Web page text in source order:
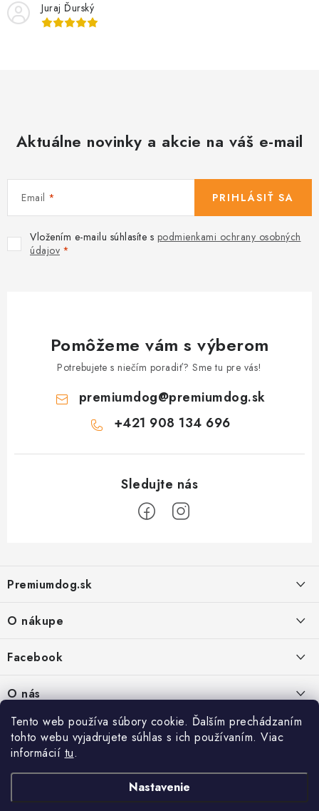
Tento web používa súbory cookie. Ďalším prechádzaním
tohto webu vyjadrujete súhlas s ich používaním. Viac
informácií tu.
Nastavenie
Juraj Ďurský
Aktuálne novinky a akcie na váš e-mail
Email
Vložením e-mailu súhlasíte s podmienkami ochrany osobných
údajov
PRIHLÁSIŤ SA
Pomôžeme vám s výberom
Potrebujete s niečím poradiť? Sme tu pre vás!
premiumdog@premiumdog.sk
+421 908 134 696
p
ä
Premiumdog.sk
PREDAJŇA:
Petőfiho 65
Štúrovo 943 01
Po-Pia - 8:00-18:00
O nákupe
Ochrana osobných údajov
Vrátanie tovaru
Reklamácie
Facebook
O nás
Kontakty
Prečo nakúpiť u nás
Predajňa